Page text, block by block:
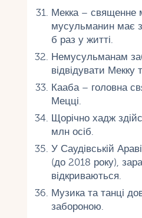
Мекка – священне
мусульманин має
б раз у житті.
Немусульманам
відвідувати Мекку
Кааба – головна
Мецці.
Щорічно хадж
млн осіб.
У Саудівській
(до 2018 року),
відкриваються.
Музика та танці
забороною.